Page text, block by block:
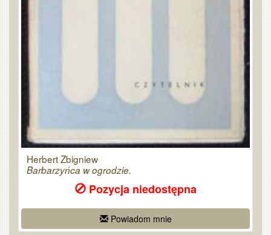
Herbert Zbigniew
Barbarzyńca w ogrodzie.
Pozycja niedostępna
Powiadom mnie